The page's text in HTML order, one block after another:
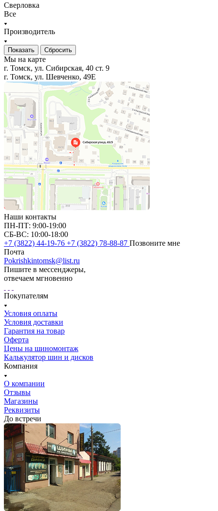
Сверловка
Все
Производитель
Сбросить
Мы на карте
г. Томск, ул. Сибирская, 40 ст. 9
г. Томск, ул. Шевченко, 49Е
Наши контакты
ПН-ПТ: 9:00-19:00
СБ-ВС: 10:00-18:00
+7 (3822) 44-19-76 +7 (3822) 78-88-87 Позвоните мне
Почта
Pokrishkintomsk@list.ru
Пишите в мессенджеры,
отвечаем мгновенно
Покупателям
Условия оплаты
Условия доставки
Гарантия на товар
Оферта
Цены на шиномонтаж
Калькулятор шин и дисков
Компания
О компании
Отзывы
Магазины
Реквизиты
До встречи